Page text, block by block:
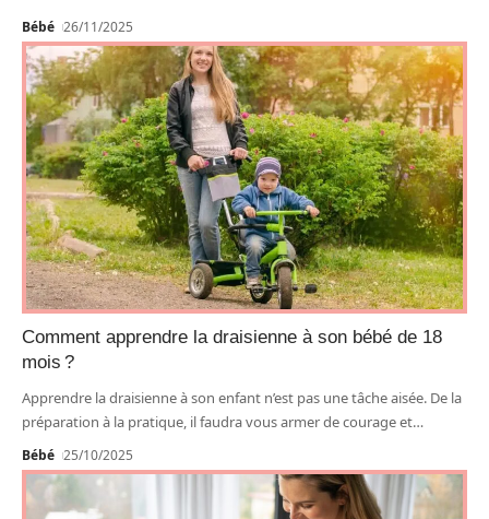
Bébé 26/11/2025
Comment apprendre la draisienne à son bébé de 18
mois ?
Apprendre la draisienne à son enfant n’est pas une tâche aisée. De la
préparation à la pratique, il faudra vous armer de courage et…
Bébé 25/10/2025